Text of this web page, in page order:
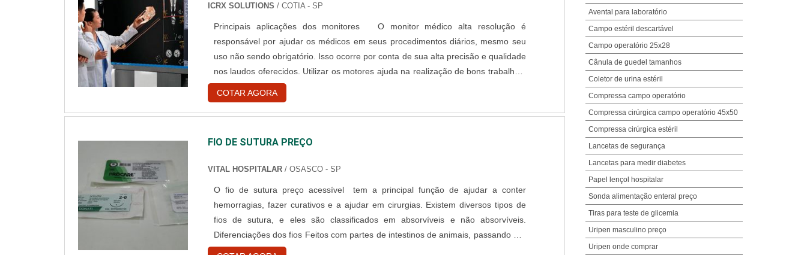
ICRX SOLUTIONS / COTIA - SP
Principais aplicações dos monitores O monitor médico alta resolução é
responsável por ajudar os médicos em seus procedimentos diários, mesmo seu
uso não sendo obrigatório. Isso ocorre por conta de sua alta precisão e qualidade
nos laudos oferecidos. Utilizar os motores ajuda na realização de bons trabalhos,
pois aumenta o fluxo e facilita os procedimentos. Por esse e outros motivos, hoje
em dias os monitores podem ser encontrados em modelos esp....
COTAR AGORA
FIO DE SUTURA PREÇO
VITAL HOSPITALAR/ OSASCO - SP
O fio de sutura preço acessível tem a principal função de ajudar a conter
hemorragias, fazer curativos e a ajudar em cirurgias. Existem diversos tipos de
fios de sutura, e eles são classificados em absorvíveis e não absorvíveis.
Diferenciações dos fios Feitos com partes de intestinos de animais, passando por
processos de limpeza, higienização e solução de alcalina e compostos de
Avental para laboratório
Campo estéril descartável
Campo operatório 25x28
Cânula de guedel tamanhos
Coletor de urina estéril
Compressa campo operatório
Compressa cirúrgica campo operatório 45x50
Compressa cirúrgica estéril
Lancetas de segurança
Lancetas para medir diabetes
Papel lençol hospitalar
Sonda alimentação enteral preço
Tiras para teste de glicemia
Uripen masculino preço
Uripen onde comprar